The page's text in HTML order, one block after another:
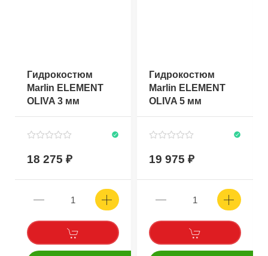
Гидрокостюм
Marlin ELEMENT
OLIVA 3 мм
18 275
Гидрокостюм
Marlin ELEMENT
OLIVA 5 мм
19 975